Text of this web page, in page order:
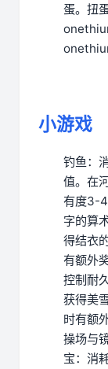
蛋。扭
小游戏
钓鱼：
值。在
有度3-4
字的算
得结衣
有额外
控制耐
获得美
时有额
操场与
宝：消